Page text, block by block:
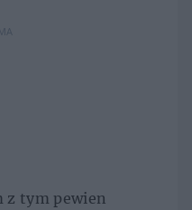
z tym pewien